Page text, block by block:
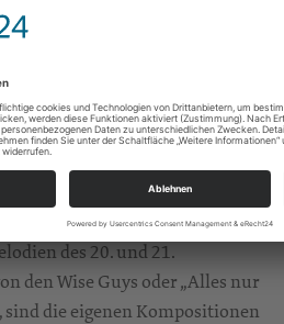
und Arrangements bekannter
traditionellen
die Ehre Gottes“ von
Dazu kommen
Komposition „Prayer“ des
weltliche Repertiore,
des 20. und 21.
den Wise Guys oder „Alles nur
sind die eigenen Kompositionen